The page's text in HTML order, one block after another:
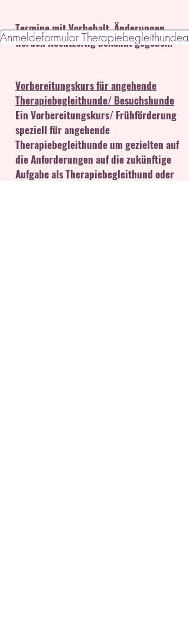
Termine mit Vorbehalt, Änderungen
werden Rechtzeitig bekannt gegeben.
Vorbereitungskurs für angehende
Therapiebegleithunde/ Besuchshunde
Ein Vorbereitungskurs/ Frühförderung
speziell für angehende
Therapiebegleithunde um gezielten auf
die Anforderungen auf die zukünftige
Aufgabe als Therapiebegleithund oder
Anmeldeformular